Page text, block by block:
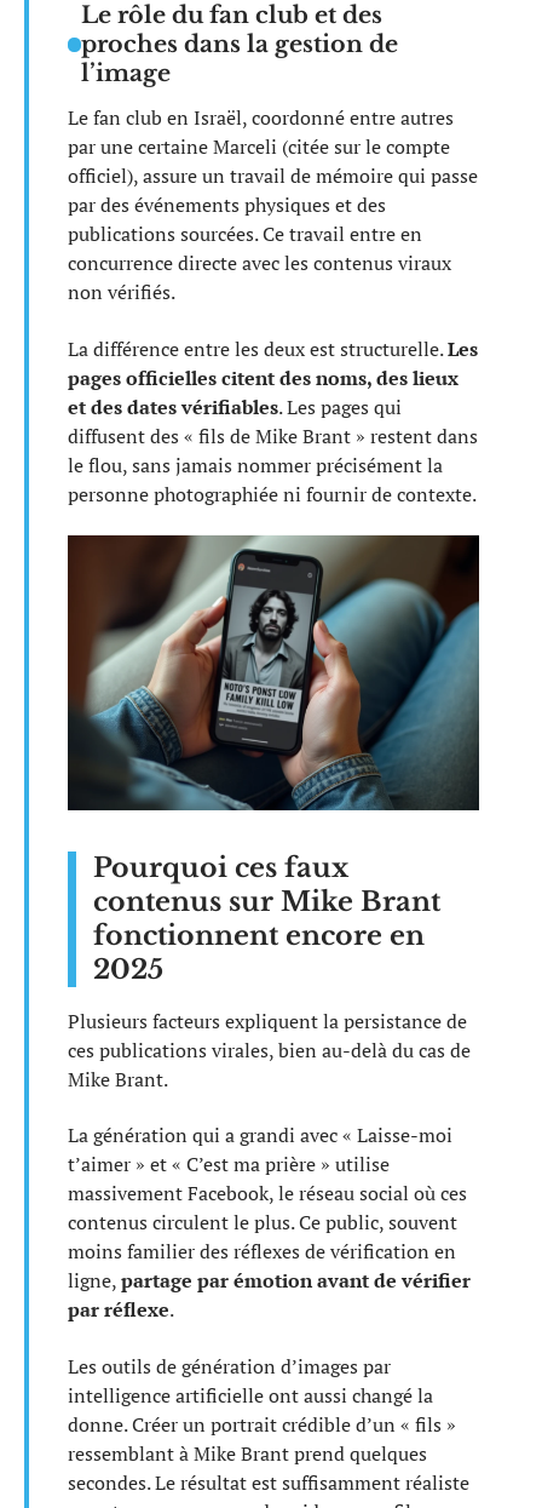
Le rôle du fan club et des
proches dans la gestion de
l’image
Le fan club en Israël, coordonné entre autres
par une certaine Marceli (citée sur le compte
officiel), assure un travail de mémoire qui passe
par des événements physiques et des
publications sourcées. Ce travail entre en
concurrence directe avec les contenus viraux
non vérifiés.
La différence entre les deux est structurelle.Les
pages officielles citent des noms, des lieux
et des dates vérifiables. Les pages qui
diffusent des « fils de Mike Brant » restent dans
le flou, sans jamais nommer précisément la
personne photographiée ni fournir de contexte.
Pourquoi ces faux
contenus sur Mike Brant
fonctionnent encore en
2025
Plusieurs facteurs expliquent la persistance de
ces publications virales, bien au-delà du cas de
Mike Brant.
La génération qui a grandi avec « Laisse-moi
t’aimer » et « C’est ma prière » utilise
massivement Facebook, le réseau social où ces
contenus circulent le plus. Ce public, souvent
moins familier des réflexes de vérification en
ligne,partage par émotion avant de vérifier
par réflexe.
Les outils de génération d’images par
intelligence artificielle ont aussi changé la
donne. Créer un portrait crédible d’un « fils »
ressemblant à Mike Brant prend quelques
secondes. Le résultat est suffisamment réaliste